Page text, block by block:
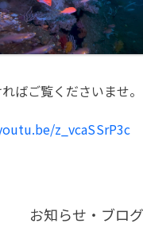
ばご覧くださいませ。
z_vcaSSrP3c
お知らせ・ブロ